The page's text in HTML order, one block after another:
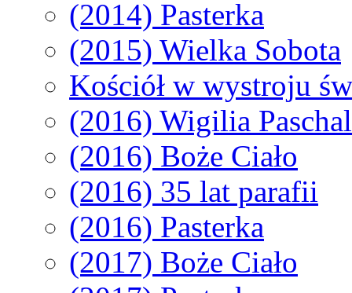
(2014) Pasterka
(2015) Wielka Sobota
Kościół w wystroju
(2016) Wigilia
(2016) Boże Ciało
(2016) 35 lat parafii
(2016) Pasterka
(2017) Boże Ciało